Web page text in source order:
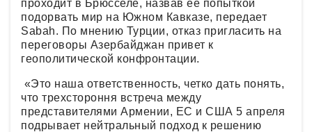
проходит в Брюсселе, назвав ее попыткой
подорвать мир на Южном Кавказе, передает
Sabah. По мнению Турции, отказ пригласить на
переговоры Азербайджан привет к
геополитической конфронтации.
«Это наша ответственность, четко дать понять,
что трехстороння встреча между
представителями Армении, ЕС и США 5 апреля
подрывает нейтральный подход к решению